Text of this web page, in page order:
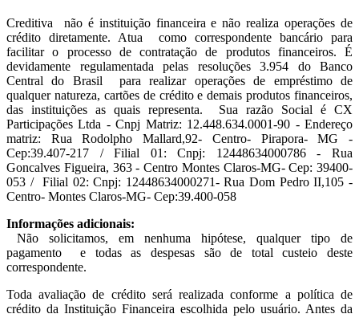
Creditiva não é instituição financeira e não realiza operações de
crédito diretamente. Atua como correspondente bancário para
facilitar o processo de contratação de produtos financeiros. É
devidamente regulamentada pelas resoluções 3.954 do Banco
Central do Brasil para realizar operações de empréstimo de
qualquer natureza, cartões de crédito e demais produtos financeiros,
das instituições as quais representa. Sua razão Social é CX
Participações Ltda - Cnpj Matriz: 12.448.634.0001-90 - Endereço
matriz: Rua Rodolpho Mallard,92- Centro- Pirapora- MG -
Cep:39.407-217 / Filial 01: Cnpj: 12448634000786 - Rua
Goncalves Figueira, 363 - Centro Montes Claros-MG- Cep: 39400-
053 / Filial 02: Cnpj: 12448634000271- Rua Dom Pedro II,105 -
Centro- Montes Claros-MG- Cep:39.400-058
Informações adicionais:
Não solicitamos, em nenhuma hipótese, qualquer tipo de
pagamento e todas as despesas são de total custeio deste
correspondente.
Toda avaliação de crédito será realizada conforme a política de
crédito da Instituição Financeira escolhida pelo usuário. Antes da